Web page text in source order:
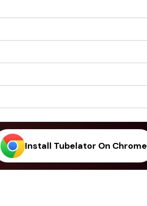
Install Tubelator On Chrome